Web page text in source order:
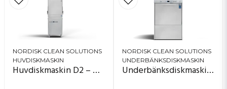
NORDISK CLEAN SOLUTIONS
HUVDISKMASKIN
Huvdiskmaskin D2 – Base line
NORDISK CLEAN SOLUTIONS
UNDERBÄNKSDISKMASKIN
Underbänksdiskmaskin D1 – Base line